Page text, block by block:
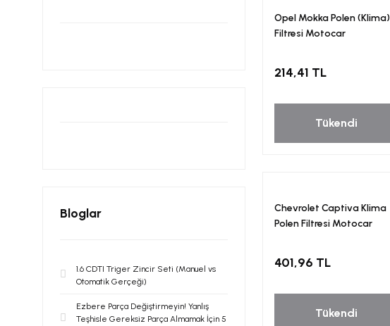
Bloglar
1.6 CDTI Triger Zincir Seti (Manuel vs
Otomatik Gerçeği)
Ezbere Parça Değiştirmeyin! Yanlış
Teşhisle Gereksiz Parça Almamak İçin 5
Opel Mokka Polen (Klima)
Filtresi Motocar
214,41 TL
Tükendi
Chevrolet Captiva Klima
Polen Filtresi Motocar
401,96 TL
Tükendi